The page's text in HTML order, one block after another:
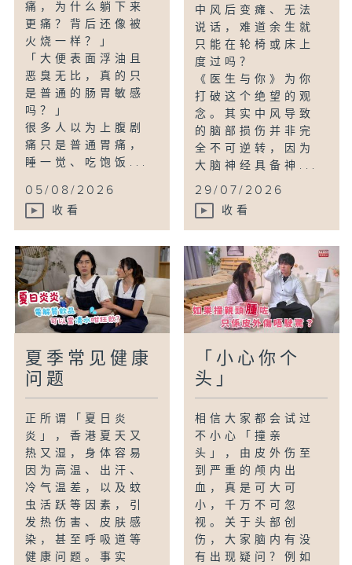
痛，为什么躺下来
更痛？背后还像被
火烧一样？」
「大便表面浮油且
恶臭无比，真的只
是普通的肠胃敏感
吗？」
很多人以为上腹剧
痛只是普通胃痛，
睡一觉、吃饱饭...
05/08/2026
收看
中风后变瘫、无法
说话，难道余生就
只能在轮椅或床上
度过吗？
《医生与你》为你
打破这个绝望的观
念。其实中风导致
的脑部损伤并非完
全不可逆转，因为
大脑神经具备神...
29/07/2026
收看
夏季常见健康
问题
正所谓「夏日炎
炎」，香港夏天又
热又湿，身体容易
因为高温、出汗、
冷气温差，以及蚊
虫活跃等因素，引
发热伤害、皮肤感
染，甚至呼吸道等
健康问题。事实
「小心你个
头」
相信大家都会试过
不小心「撞亲
头」，由皮外伤至
到严重的颅内出
血，真是可大可
小，千万不可忽
视。关于头部创
伤，大家脑内有没
有出现疑问？例如